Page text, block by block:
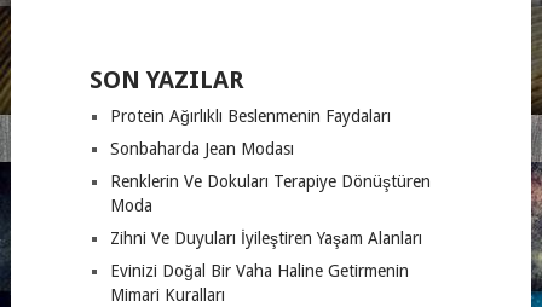
SON YAZILAR
Protein Ağırlıklı Beslenmenin Faydaları
Sonbaharda Jean Modası
Renklerin Ve Dokuları Terapiye Dönüştüren
Moda
Zihni Ve Duyuları İyileştiren Yaşam Alanları
Evinizi Doğal Bir Vaha Haline Getirmenin
Mimari Kuralları